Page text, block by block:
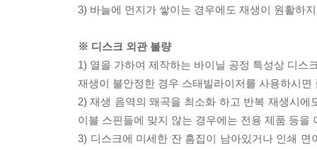
3) 바늘에 먼지가 쌓이는 경우에도 재생이 원활하
※ 디스크 외관 불량
1) 열을 가하여 제작하는 바이닐 공정 특성상 디스
재생이 불안정한 경우 스태빌라이저를 사용하시
2) 재생 음역의 왜곡을 최소화 하고 반복 재생시
이블 스핀들에 맞지 않는 경우에는 전용 제품 등
3) 디스크에 미세한 잔 흠집이 남아있거나 인쇄